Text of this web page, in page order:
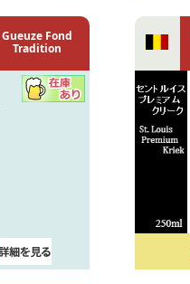
Gueuze Fond
Tradition